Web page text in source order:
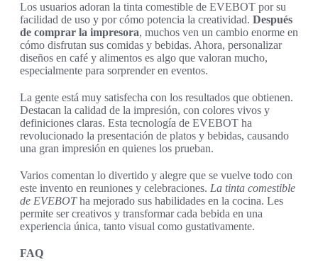
Los usuarios adoran la tinta comestible de EVEBOT por su
facilidad de uso y por cómo potencia la creatividad. Después
de comprar la impresora, muchos ven un cambio enorme en
cómo disfrutan sus comidas y bebidas. Ahora, personalizar
diseños en café y alimentos es algo que valoran mucho,
especialmente para sorprender en eventos.
La gente está muy satisfecha con los resultados que obtienen.
Destacan la calidad de la impresión, con colores vivos y
definiciones claras. Esta tecnología de EVEBOT ha
revolucionado la presentación de platos y bebidas, causando
una gran impresión en quienes los prueban.
Varios comentan lo divertido y alegre que se vuelve todo con
este invento en reuniones y celebraciones. La tinta comestible
de EVEBOTha mejorado sus habilidades en la cocina. Les
permite ser creativos y transformar cada bebida en una
experiencia única, tanto visual como gustativamente.
FAQ